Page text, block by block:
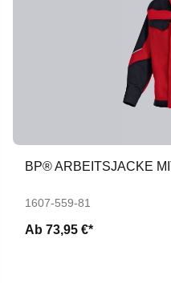
BP® ARBEITSJACKE
1607-559-81
Ab 73,95 €*